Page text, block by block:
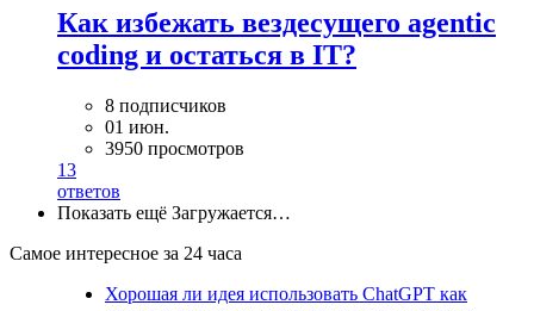
Как избежать вездесущего agentic
coding и остаться в IT?
8 подписчиков
01 июн.
3950 просмотров
13
ответов
Показать ещё Загружается…
Самое интересное за 24 часа
Хорошая ли идея использовать ChatGPT как